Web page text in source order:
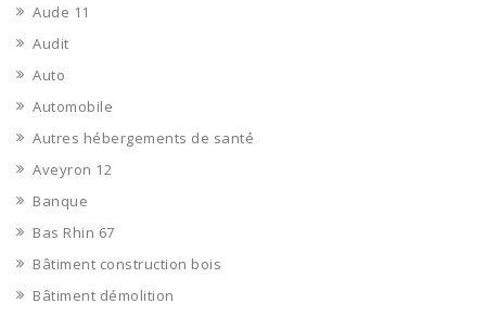
Aude 11
Audit
Auto
Automobile
Autres hébergements de santé
Aveyron 12
Banque
Bas Rhin 67
Bâtiment construction bois
Bâtiment démolition